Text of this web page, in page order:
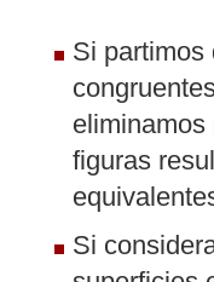
Si partimos
figuras
Si